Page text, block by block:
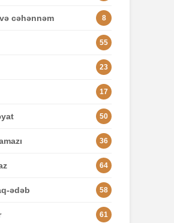
cəhənnəm 8
55
23
17
50
36
64
ədəb 58
61